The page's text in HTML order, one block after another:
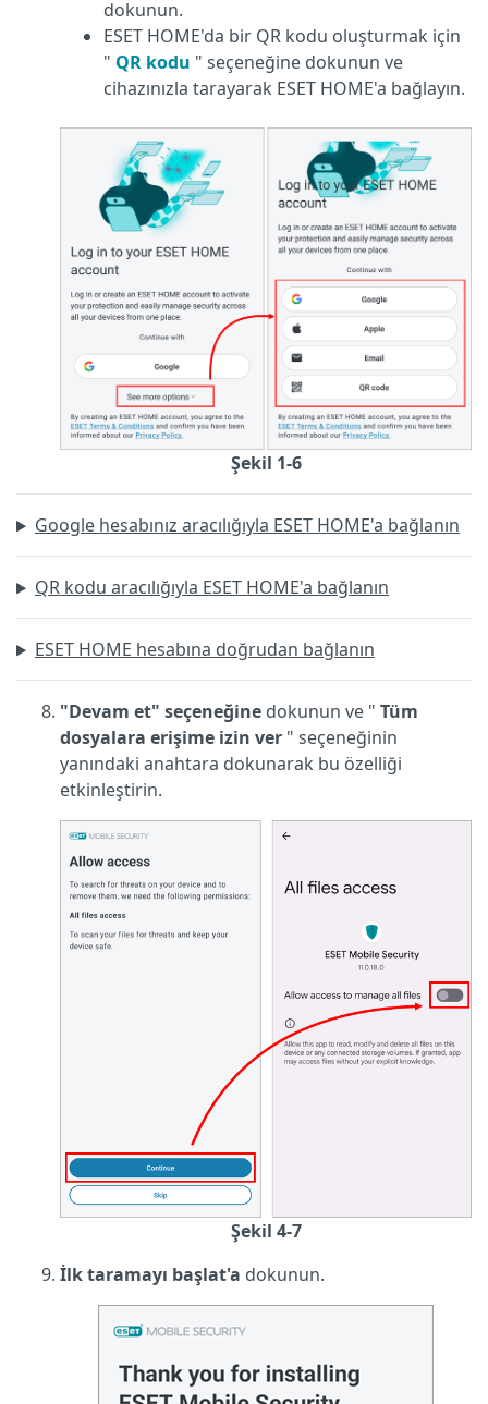
dokunun.
ESET HOME'da bir QR kodu oluşturmak için
" QR kodu " seçeneğine dokunun ve
cihazınızla tarayarak ESET HOME'a bağlayın.
Şekil 1-6
Google hesabınız aracılığıyla ESET HOME'a bağlanın
QR kodu aracılığıyla ESET HOME'a bağlanın
ESET HOME hesabına doğrudan bağlanın
"Devam et" seçeneğine dokunun ve " Tüm
dosyalara erişime izin ver " seçeneğinin
yanındaki anahtara dokunarak bu özelliği
etkinleştirin.
Şekil 4-7
İlk taramayı başlat'a dokunun.